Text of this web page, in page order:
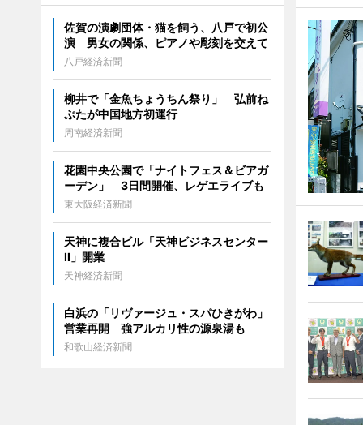
佐賀の演劇団体・猫を飼う、八戸で初公
演 男女の関係、ピアノや彫刻を交えて
八戸経済新聞
柳井で「金魚ちょうちん祭り」 弘前ね
ぷたが中国地方初運行
周南経済新聞
花園中央公園で「ナイトフェス＆ビアガ
ーデン」 3日間開催、レゲエライブも
東大阪経済新聞
天神に複合ビル「天神ビジネスセンター
II」開業
天神経済新聞
白浜の「リヴァージュ・スパひきがわ」
営業再開 強アルカリ性の源泉湯も
和歌山経済新聞